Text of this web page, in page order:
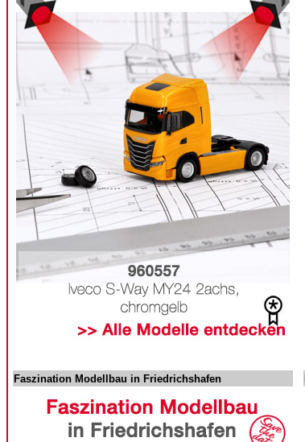
Faszination Modellbau in Friedrichshafen